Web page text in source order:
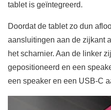
tablet is geïntegreerd.
Doordat de tablet zo dun
aansluitingen aan de zijkant
het scharnier. Aan de linker
gepositioneerd en een
een speaker en een USB-C